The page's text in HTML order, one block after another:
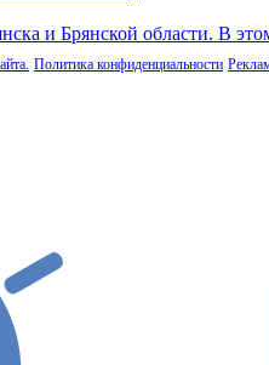
и Брянской области. В
Политика конфиденциальности